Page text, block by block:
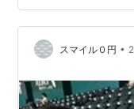
2004
20日
：
文化祭終
年7月
5日-
みと共に
ぽいセクシーな衣
の）を身にまとっ
体的に細いです。
スマイル０円 •